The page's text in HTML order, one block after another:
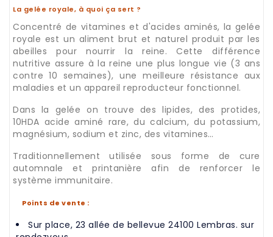
La gelée royale, à quoi ça sert ?
Concentré de vitamines et d'acides aminés, la gelée
royale est un aliment brut et naturel produit par les
abeilles pour nourrir la reine. Cette différence
nutritive assure à la reine une plus longue vie (3 ans
contre 10 semaines), une meilleure résistance aux
maladies et un appareil reproducteur fonctionnel.
Dans la gelée on trouve des lipides, des protides,
10HDA acide aminé rare, du calcium, du potassium,
magnésium, sodium et zinc, des vitamines…
Traditionnellement utilisée sous forme de cure
automnale et printanière afin de renforcer le
système immunitaire.
Points de vente :
Sur place, 23 allée de bellevue 24100 Lembras. sur